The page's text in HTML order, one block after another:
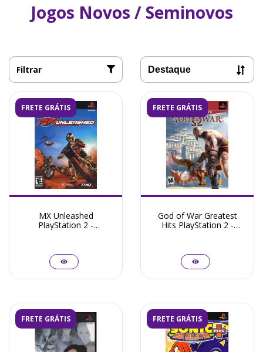
Jogos Novos / Seminovos
Filtrar
FRETE GRÁTIS
MX Unleashed
PlayStation 2 -
FRETE GRÁTIS
God of War Greatest
Hits PlayStation 2 -
FRETE GRÁTIS FRETE GRÁTIS